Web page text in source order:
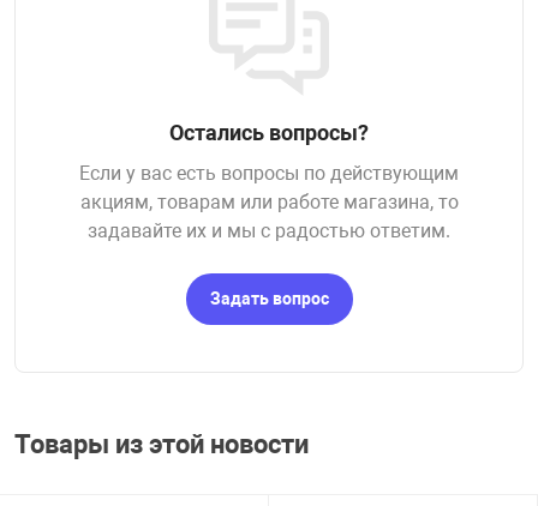
Остались вопросы?
Если у вас есть вопросы по действующим
акциям, товарам или работе магазина, то
задавайте их и мы с радостью ответим.
Задать вопрос
Товары из этой новости